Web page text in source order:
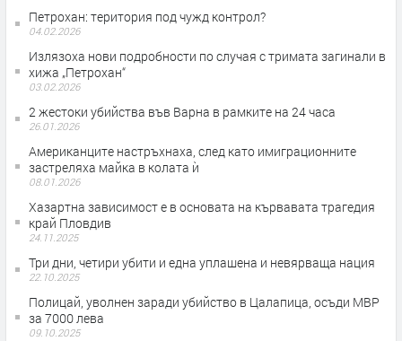
Петрохан: територия под чужд контрол?
04.02.2026
Излязоха нови подробности по случая с тримата загинали в
хижа „Петрохан“
03.02.2026
2 жестоки убийства във Варна в рамките на 24 часа
26.01.2026
Американците настръхнаха, след като имиграционните
застреляха майка в колата ѝ
08.01.2026
Хазартна зависимост е в основата на кървавата трагедия
край Пловдив
24.11.2025
Три дни, четири убити и една уплашена и невярваща нация
22.10.2025
Полицай, уволнен заради убийство в Цалапица, осъди МВР
за 7000 лева
09.10.2025